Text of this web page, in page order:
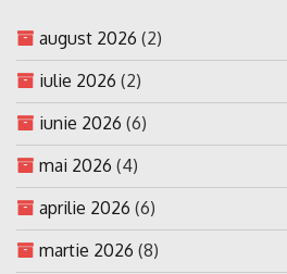
august 2026 (2)
iulie 2026 (2)
iunie 2026 (6)
mai 2026 (4)
aprilie 2026 (6)
martie 2026 (8)